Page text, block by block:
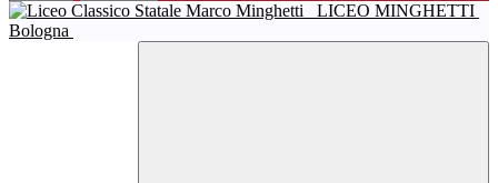
LICEO MINGHETTI
Bologna